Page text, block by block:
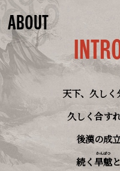
TOP
CHARACTERS
MOVIES
ABOUT
天下、久し
久しく合す
後漢の成
続く
かんばつ
旱魃